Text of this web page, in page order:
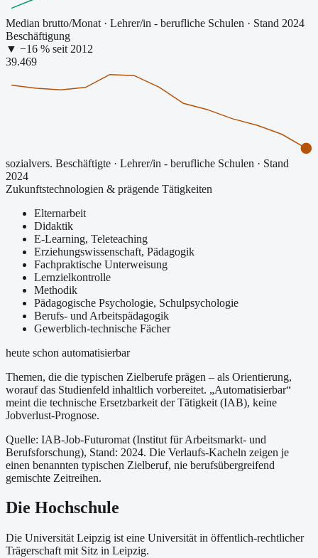
Median brutto/Monat · Lehrer/in - berufliche Schulen · Stand 2024
Beschäftigung
▼ −16 % seit 2012
39.469
sozialvers. Beschäftigte · Lehrer/in - berufliche Schulen · Stand
2024
Zukunftstechnologien & prägende Tätigkeiten
Elternarbeit
Didaktik
E-Learning, Teleteaching
Erziehungswissenschaft, Pädagogik
Fachpraktische Unterweisung
Lernzielkontrolle
Methodik
Pädagogische Psychologie, Schulpsychologie
Berufs- und Arbeitspädagogik
Gewerblich-technische Fächer
heute schon automatisierbar
Themen, die die typischen Zielberufe prägen – als Orientierung,
worauf das Studienfeld inhaltlich vorbereitet. „Automatisierbar“
meint die technische Ersetzbarkeit der Tätigkeit (IAB), keine
Jobverlust-Prognose.
Quelle: IAB-Job-Futuromat (Institut für Arbeitsmarkt- und
Berufsforschung), Stand: 2024. Die Verlaufs-Kacheln zeigen je
einen benannten typischen Zielberuf, nie berufsübergreifend
gemischte Zeitreihen.
Die Hochschule
Die Universität Leipzig ist eine Universität in öffentlich-rechtlicher
Trägerschaft mit Sitz in Leipzig.